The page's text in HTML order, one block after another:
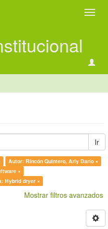
Ir
Autor: Rincón Quintero, Arly Darío ×
×
Hybrid dryer ×
Mostrar filtros avanzados